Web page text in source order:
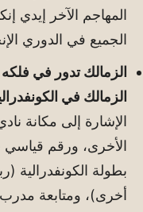
المهاجم الآخر إيدي
الجميع في الدوري
الزمالك تدور في فلكه
الزمالك في
الإشارة إلى مكانة
الأخرى، ورقم قياسي
بطولة الكونفدرالية
أخرى)، ومتابعة مدرب